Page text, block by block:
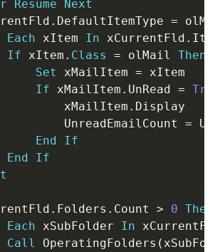
Resume
Next
. DefaultItemType =
Each xItem In xCurrentFld .
If xItem . Class = olMail Then
Set xMailItem = xItem
If xMailItem . UnRead =
xMailItem
. Display
UnreadEmailCount
=
End
If
End
If
. Folders . Count > 0 Then
Each xSubFolder In
Call
OperatingFolders (